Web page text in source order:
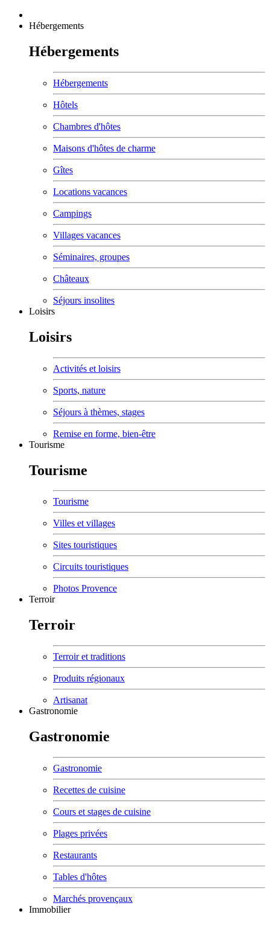
Hébergements
Hébergements
Hébergements
Hôtels
Chambres d'hôtes
Maisons d'hôtes de charme
Gîtes
Locations vacances
Campings
Villages vacances
Séminaires, groupes
Châteaux
Séjours insolites
Loisirs
Loisirs
Activités et loisirs
Sports, nature
Séjours à thèmes, stages
Remise en forme, bien-être
Tourisme
Tourisme
Tourisme
Villes et villages
Sites touristiques
Circuits touristiques
Photos Provence
Terroir
Terroir
Terroir et traditions
Produits régionaux
Artisanat
Gastronomie
Gastronomie
Gastronomie
Recettes de cuisine
Cours et stages de cuisine
Plages privées
Restaurants
Tables d'hôtes
Marchés provençaux
Immobilier